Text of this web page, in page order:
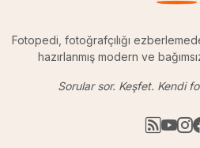
Fotopedi, fotoğrafçılığı
hazırlanmış modern ve
Sorular sor. Keşfet. Kendi